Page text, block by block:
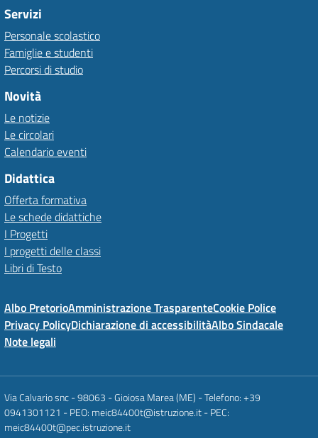
Servizi
Personale scolastico
Famiglie e studenti
Percorsi di studio
Novità
Le notizie
Le circolari
Calendario eventi
Didattica
Offerta formativa
Le schede didattiche
I Progetti
I progetti delle classi
Libri di Testo
Albo PretorioAmministrazione TrasparenteCookie Police
Privacy PolicyDichiarazione di accessibilitàAlbo Sindacale
Note legali
Via Calvario snc - 98063 - Gioiosa Marea (ME) - Telefono: +39
0941301121 - PEO: meic84400t@istruzione.it - PEC:
meic84400t@pec.istruzione.it